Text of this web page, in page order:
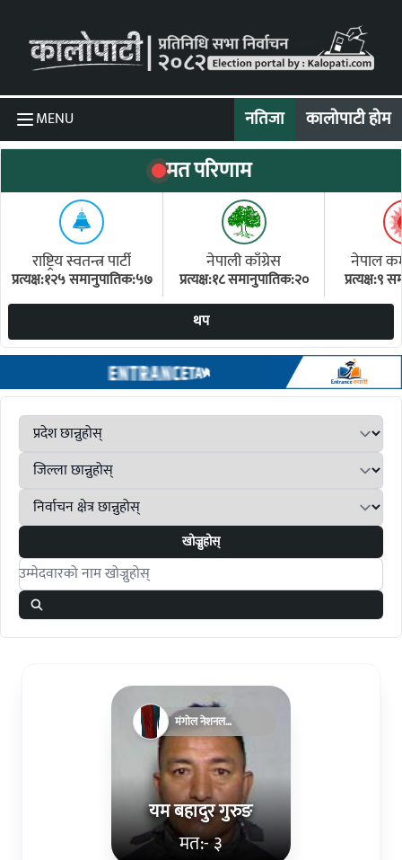
MENU नतिजा कालोपाटी होम
मत परिणाम
राष्ट्रिय स्वतन्त्र पार्टी
प्रत्यक्ष:१२५ समानुपातिक:५७
नेपाली काँग्रेस
प्रत्यक्ष:१८ समानुपातिक:२०
नेपाल
प्रत्यक्ष:९
थप
खोज्नुहोस्
Search candidates
यम बहादुर गुरुङ
मत:- ३
मंगोल नेशनल
अर्गनाइजेसन